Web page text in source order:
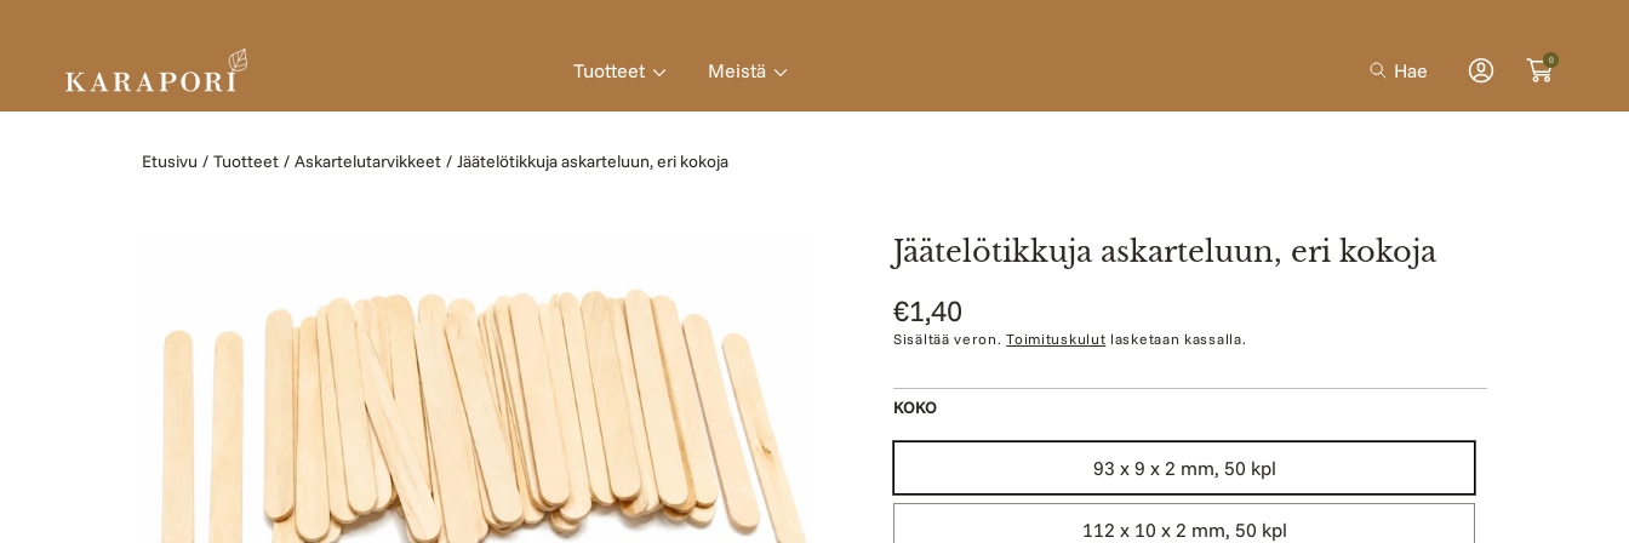
Tuotteet Meistä Hae
Kirjaudu
sisään
0
Etusivu Tuotteet Askartelutarvikkeet Jäätelötikkuja askarteluun, eri kokoja
Jäätelötikkuja askarteluun, eri kokoja
Normaalihinta
€1,40
Sisältää veron.Toimituskulut lasketaan kassalla.
KOKO
93 x 9 x 2 mm, 50 kpl
112 x 10 x 2 mm, 50 kpl